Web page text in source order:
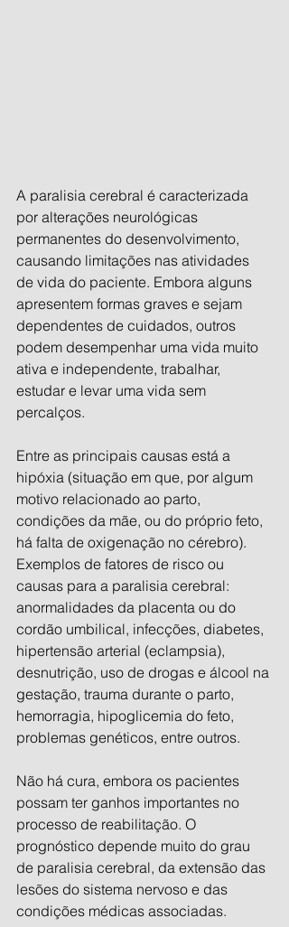
A paralisia cerebral é caracterizada
por alterações neurológicas
permanentes do desenvolvimento,
causando limitações nas atividades
de vida do paciente. Embora alguns
apresentem formas graves e sejam
dependentes de cuidados, outros
podem desempenhar uma vida muito
ativa e independente, trabalhar,
estudar e levar uma vida sem
percalços.
Entre as principais causas está a
hipóxia (situação em que, por algum
motivo relacionado ao parto,
condições da mãe, ou do próprio feto,
há falta de oxigenação no cérebro).
Exemplos de fatores de risco ou
causas para a paralisia cerebral:
anormalidades da placenta ou do
cordão umbilical, infecções, diabetes,
hipertensão arterial (eclampsia),
desnutrição, uso de drogas e álcool na
gestação, trauma durante o parto,
hemorragia, hipoglicemia do feto,
problemas genéticos, entre outros.
Não há cura, embora os pacientes
possam ter ganhos importantes no
processo de reabilitação. O
prognóstico depende muito do grau
de paralisia cerebral, da extensão das
lesões do sistema nervoso e das
condições médicas associadas.